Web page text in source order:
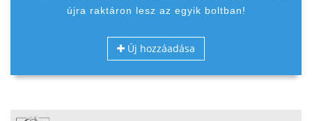
újra raktáron lesz az egyik boltban!
Új hozzáadása